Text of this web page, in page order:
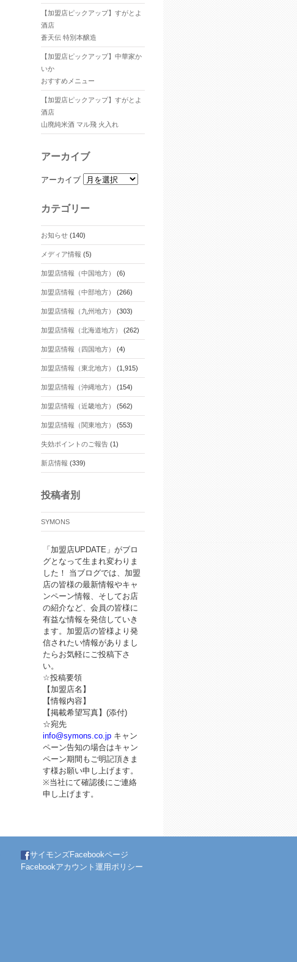
【加盟店ピックアップ】すがとよ
酒店
蒼天伝 特別本醸造
【加盟店ピックアップ】中華家か
いか
おすすめメニュー
【加盟店ピックアップ】すがとよ
酒店
山廃純米酒 マル飛 火入れ
アーカイブ
アーカイブ
カテゴリー
お知らせ(140)
メディア情報 (5)
加盟店情報（中国地方） (6)
加盟店情報（中部地方） (266)
加盟店情報（九州地方） (303)
加盟店情報（北海道地方） (262)
加盟店情報（四国地方） (4)
加盟店情報（東北地方） (1,915)
加盟店情報（沖縄地方） (154)
加盟店情報（近畿地方） (562)
加盟店情報（関東地方） (553)
失効ポイントのご報告(1)
新店情報 (339)
投稿者別
SYMONS
「加盟店UPDATE」がブロ
グとなって生まれ変わりま
した！ 当ブログでは、加盟
店の皆様の最新情報やキャ
ンペーン情報、そしてお店
の紹介など、会員の皆様に
有益な情報を発信していき
ます。加盟店の皆様より発
信されたい情報がありまし
たらお気軽にご投稿下さ
い。
☆投稿要領
【加盟店名】
【情報内容】
【掲載希望写真】(添付)
☆宛先
info@symons.co.jpキャン
ペーン告知の場合はキャン
ペーン期間もご明記頂きま
す様お願い申し上げます。
※当社にて確認後にご連絡
申し上げます。
サイモンズFacebookページ
Facebookアカウント運用ポリシー